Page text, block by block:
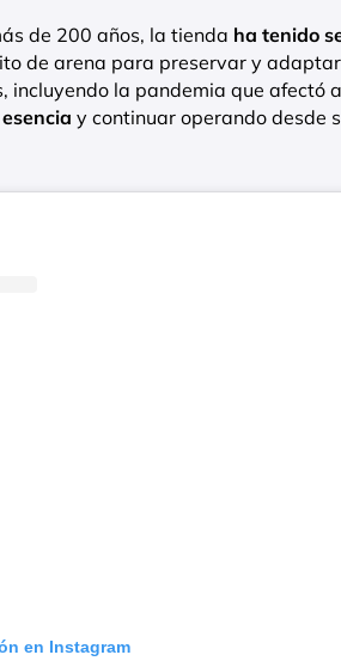
de 200 años, la tienda ha tenido
de arena para preservar y
incluyendo la pandemia que afectó
y continuar operando desde
en Instagram